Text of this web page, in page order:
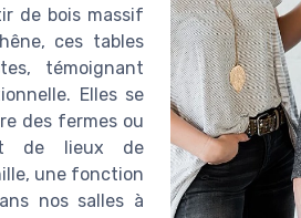
de bois massif
ces tables
témoignant
Elles se
des fermes ou
de lieux de
une fonction
nos salles à